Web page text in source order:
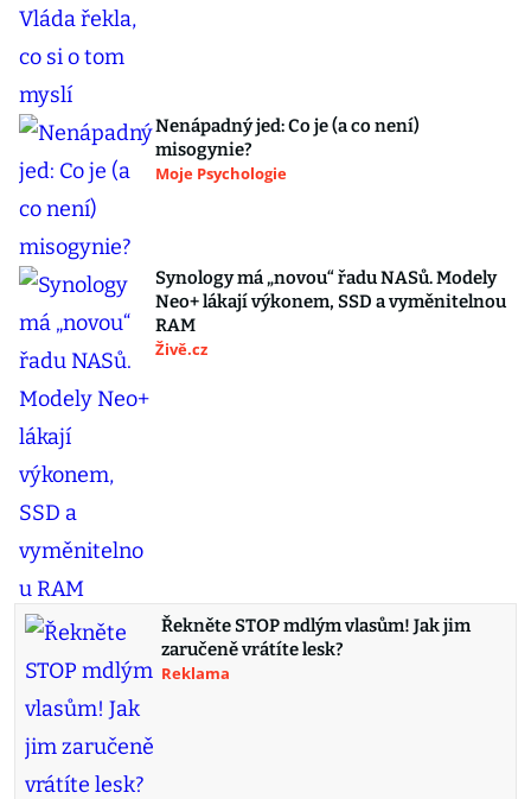
Nenápadný jed: Co je (a co není)
misogynie?
Moje Psychologie
Synology má „novou“ řadu NASů. Modely
Neo+ lákají výkonem, SSD a vyměnitelnou
RAM
Živě.cz
Řekněte STOP mdlým vlasům! Jak jim
zaručeně vrátíte lesk?
Reklama